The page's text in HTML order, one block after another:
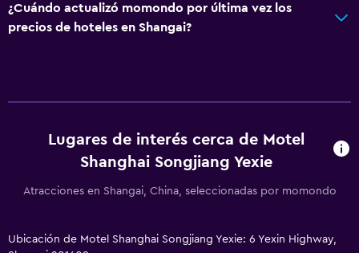
¿Cuándo actualizó momondo por última vez los
precios de hoteles en Shangai?
Lugares de interés cerca de Motel
Shanghai Songjiang Yexie
Atracciones en Shangai, China, seleccionadas por momondo
Ubicación de Motel Shanghai Songjiang Yexie: 6 Yexin Highway,